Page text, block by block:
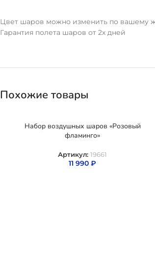
Цвет шаров можно изменить по вашему
Гарантия полета шаров от 2х дней
Похожие товары
Набор воздушных шаров «Розовый
фламинго»
Артикул: 19661
11 990 ₽